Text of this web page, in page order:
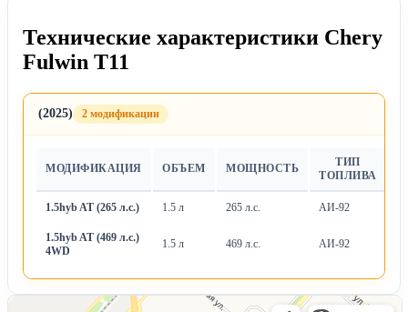
Технические характеристики Chery
Fulwin T11
(2025) 2 модификации
МОДИФИКАЦИЯ ОБЪЕМ МОЩНОСТЬ
ТИП
ТОПЛИВА
1.5hyb AT (265 л.с.) 1.5 л 265 л.с. АИ-92
1.5hyb AT (469 л.с.)
4WD
1.5 л 469 л.с. АИ-92